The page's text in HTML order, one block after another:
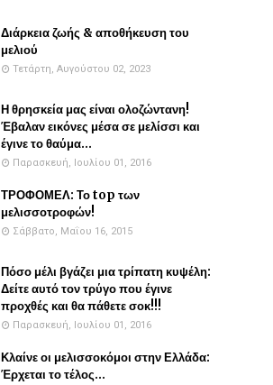
Διάρκεια ζωής & αποθήκευση του
μελιού
Τετάρτη, Αυγούστου 02, 2023
Η θρησκεία μας είναι ολοζώντανη!
Έβαλαν εικόνες μέσα σε μελίσσι και
έγινε το θαύμα...
Παρασκευή, Ιουλίου 01, 2016
ΤΡΟΦΟΜΕΛ: Το top των
μελισσοτροφών!
Σάββατο, Μαΐου 16, 2015
Πόσο μέλι βγάζει μια τρίπατη κυψέλη:
Δείτε αυτό τον τρύγο που έγινε
προχθές και θα πάθετε σοκ!!!
Παρασκευή, Ιουλίου 01, 2016
Κλαίνε οι μελισσοκόμοι στην Ελλάδα:
Έρχεται το τέλος...